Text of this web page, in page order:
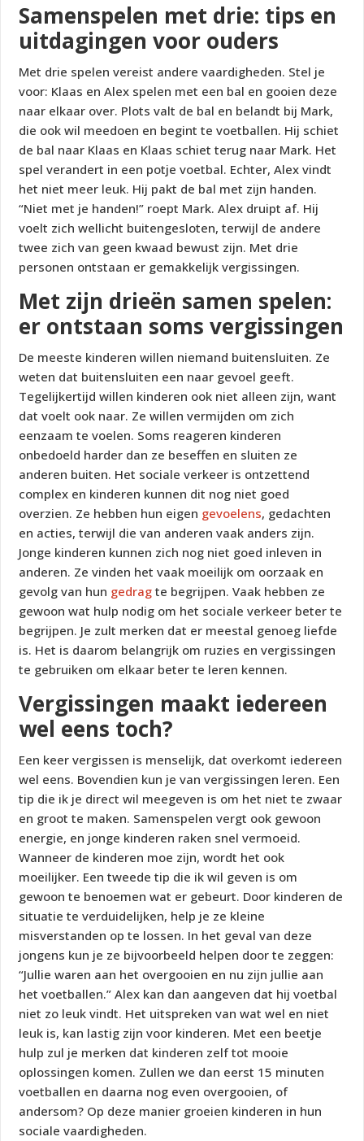
Samenspelen met drie: tips en
uitdagingen voor ouders
Met drie spelen vereist andere vaardigheden. Stel je
voor: Klaas en Alex spelen met een bal en gooien deze
naar elkaar over. Plots valt de bal en belandt bij Mark,
die ook wil meedoen en begint te voetballen. Hij schiet
de bal naar Klaas en Klaas schiet terug naar Mark. Het
spel verandert in een potje voetbal. Echter, Alex vindt
het niet meer leuk. Hij pakt de bal met zijn handen.
“Niet met je handen!” roept Mark. Alex druipt af. Hij
voelt zich wellicht buitengesloten, terwijl de andere
twee zich van geen kwaad bewust zijn. Met drie
personen ontstaan er gemakkelijk vergissingen.
Met zijn drieën samen spelen:
er ontstaan soms vergissingen
De meeste kinderen willen niemand buitensluiten. Ze
weten dat buitensluiten een naar gevoel geeft.
Tegelijkertijd willen kinderen ook niet alleen zijn, want
dat voelt ook naar. Ze willen vermijden om zich
eenzaam te voelen. Soms reageren kinderen
onbedoeld harder dan ze beseffen en sluiten ze
anderen buiten. Het sociale verkeer is ontzettend
complex en kinderen kunnen dit nog niet goed
overzien. Ze hebben hun eigen gevoelens, gedachten
en acties, terwijl die van anderen vaak anders zijn.
Jonge kinderen kunnen zich nog niet goed inleven in
anderen. Ze vinden het vaak moeilijk om oorzaak en
gevolg van hun gedrag te begrijpen. Vaak hebben ze
gewoon wat hulp nodig om het sociale verkeer beter te
begrijpen. Je zult merken dat er meestal genoeg liefde
is. Het is daarom belangrijk om ruzies en vergissingen
te gebruiken om elkaar beter te leren kennen.
Vergissingen maakt iedereen
wel eens toch?
Een keer vergissen is menselijk, dat overkomt iedereen
wel eens. Bovendien kun je van vergissingen leren. Een
tip die ik je direct wil meegeven is om het niet te zwaar
en groot te maken. Samenspelen vergt ook gewoon
energie, en jonge kinderen raken snel vermoeid.
Wanneer de kinderen moe zijn, wordt het ook
moeilijker. Een tweede tip die ik wil geven is om
gewoon te benoemen wat er gebeurt. Door kinderen de
situatie te verduidelijken, help je ze kleine
misverstanden op te lossen. In het geval van deze
jongens kun je ze bijvoorbeeld helpen door te zeggen:
“Jullie waren aan het overgooien en nu zijn jullie aan
het voetballen.” Alex kan dan aangeven dat hij voetbal
niet zo leuk vindt. Het uitspreken van wat wel en niet
leuk is, kan lastig zijn voor kinderen. Met een beetje
hulp zul je merken dat kinderen zelf tot mooie
oplossingen komen. Zullen we dan eerst 15 minuten
voetballen en daarna nog even overgooien, of
andersom? Op deze manier groeien kinderen in hun
sociale vaardigheden.